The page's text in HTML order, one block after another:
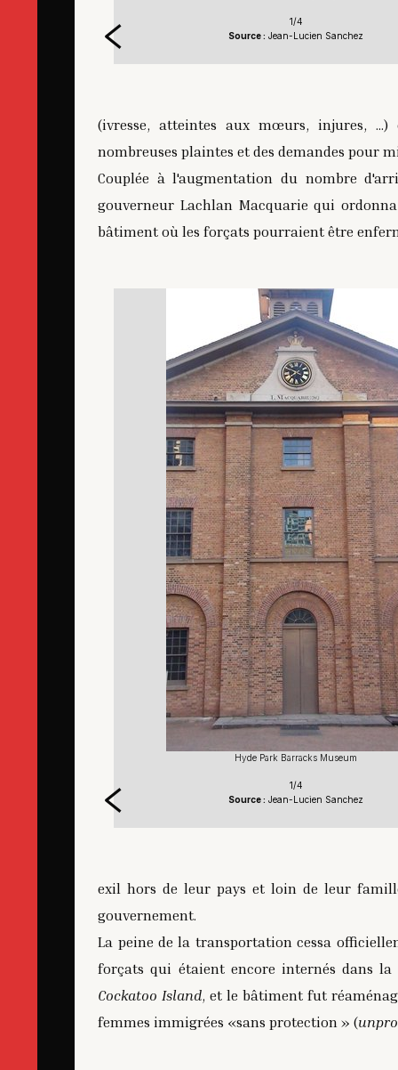
1/4
Source : Jean-Lucien Sanchez
(ivresse, atteintes aux mœurs, injures,
nombreuses plaintes et des demandes pour
Couplée à l'augmentation du nombre
gouverneur Lachlan Macquarie qui
bâtiment où les forçats pourraient être
Hyde Park Barracks Museum
1/4
Source : Jean-Lucien Sanchez
exil hors de leur pays et loin de leur
gouvernement.
La peine de la transportation cessa
forçats qui étaient encore internés dans la
Cockatoo Island, et le bâtiment fut
femmes immigrées «sans protection» (